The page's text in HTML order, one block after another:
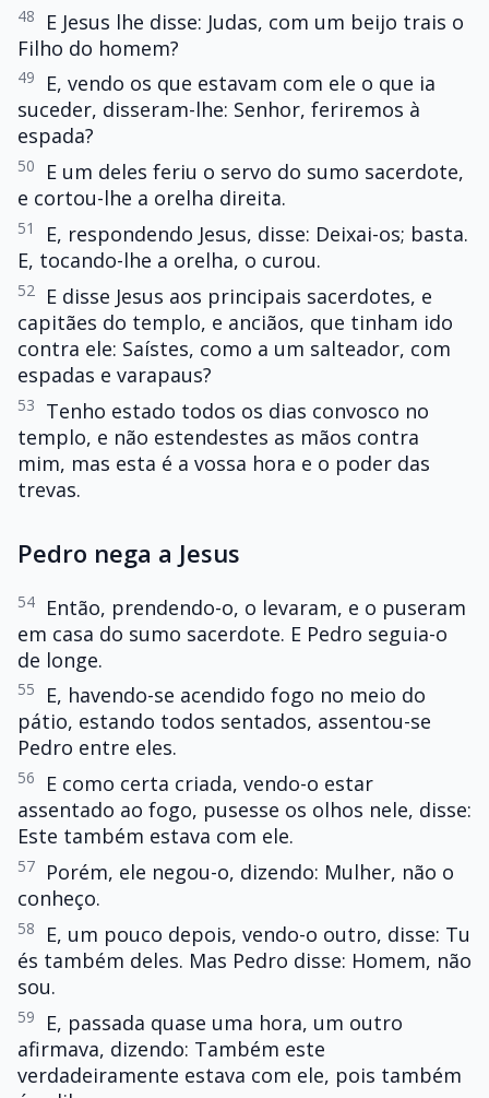
48
E Jesus lhe disse: Judas, com um beijo trais o
Filho do homem?
49
E, vendo os que estavam com ele o que ia
suceder, disseram-lhe: Senhor, feriremos à
espada?
50
E um deles feriu o servo do sumo sacerdote,
e cortou-lhe a orelha direita.
51
E, respondendo Jesus, disse: Deixai-os; basta.
E, tocando-lhe a orelha, o curou.
52
E disse Jesus aos principais sacerdotes, e
capitães do templo, e anciãos, que tinham ido
contra ele: Saístes, como a um salteador, com
espadas e varapaus?
53
Tenho estado todos os dias convosco no
templo, e não estendestes as mãos contra
mim, mas esta é a vossa hora e o poder das
trevas.
Pedro nega a Jesus
54
Então, prendendo-o, o levaram, e o puseram
em casa do sumo sacerdote. E Pedro seguia-o
de longe.
55
E, havendo-se acendido fogo no meio do
pátio, estando todos sentados, assentou-se
Pedro entre eles.
56
E como certa criada, vendo-o estar
assentado ao fogo, pusesse os olhos nele, disse:
Este também estava com ele.
57
Porém, ele negou-o, dizendo: Mulher, não o
conheço.
58
E, um pouco depois, vendo-o outro, disse: Tu
és também deles. Mas Pedro disse: Homem, não
sou.
59
E, passada quase uma hora, um outro
afirmava, dizendo: Também este
verdadeiramente estava com ele, pois também